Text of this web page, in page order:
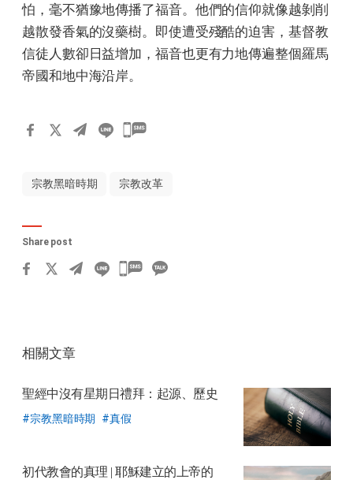
怕，毫不猶豫地傳播了福音。他們的信仰就像越剝削
越散發香氣的沒藥樹。即使遭受殘酷的迫害，基督教
信徒人數卻日益增加，福音也更有力地傳遍整個羅馬
帝國和地中海沿岸。
宗教黑暗時期 宗教改革
Share post
카
하
相關文章
聖經中沒有星期日禮拜：起源、歷史
宗教黑暗時期 真假
初代教會的真理 | 耶穌建立的上帝的